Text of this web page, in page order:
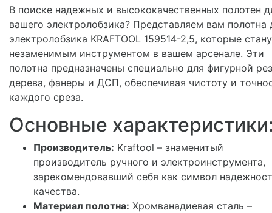
В поиске надежных и высококачественных полотен
вашего электролобзика? Представляем вам полотна
электролобзика KRAFTOOL 159514-2,5, которые
незаменимым инструментом в вашем арсенале. Эти
полотна предназначены специально для фигурной
дерева, фанеры и ДСП, обеспечивая чистоту и
каждого среза.
Основные
Производитель: Kraftool – знаменитый
производитель ручного и электроинструмента,
зарекомендовавший себя как символ
качества.
Материал полотна: Хромванадиевая сталь –